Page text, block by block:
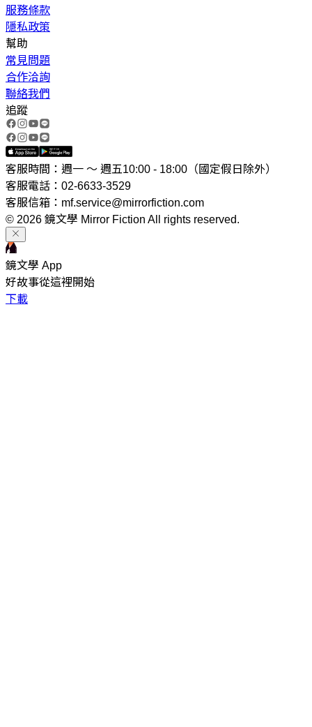
服務條款
隱私政策
幫助
常見問題
合作洽詢
聯絡我們
追蹤
客服時間：週一 ～ 週五10:00 - 18:00（國定假日除外）
客服電話：02-6633-3529
客服信箱：mf.service@mirrorfiction.com
© 2026 鏡文學 Mirror Fiction All rights reserved.
鏡文學 App
好故事從這裡開始
下載